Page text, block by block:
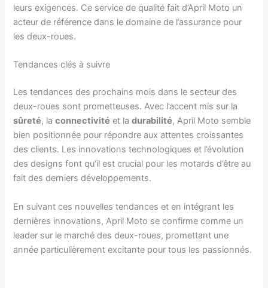
leurs exigences. Ce service de qualité fait d’April Moto un
acteur de référence dans le domaine de l’assurance pour
les deux-roues.
Tendances clés à suivre
Les tendances des prochains mois dans le secteur des
deux-roues sont prometteuses. Avec l’accent mis sur la
sûreté, laconnectivité et ladurabilité, April Moto semble
bien positionnée pour répondre aux attentes croissantes
des clients. Les innovations technologiques et l’évolution
des designs font qu’il est crucial pour les motards d’être au
fait des derniers développements.
En suivant ces nouvelles tendances et en intégrant les
dernières innovations, April Moto se confirme comme un
leader sur le marché des deux-roues, promettant une
année particulièrement excitante pour tous les passionnés.